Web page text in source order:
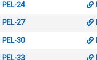
PEL-24
PEL-27
PEL-30
PEL-33